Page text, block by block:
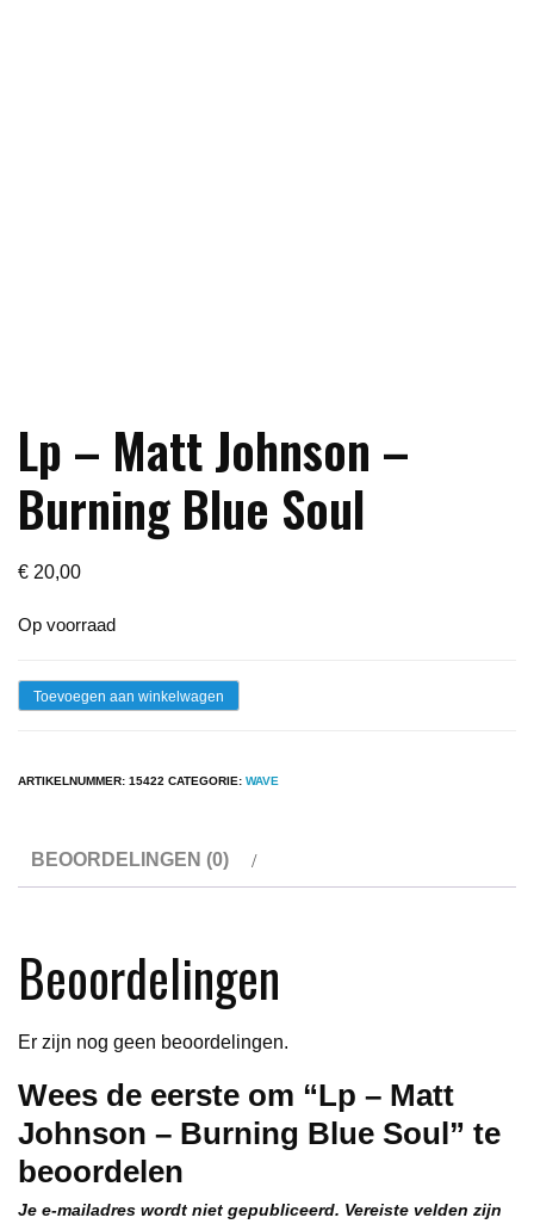
Lp – Matt Johnson –
Burning Blue Soul
€ 20,00
Op voorraad
Lp
Burning
aantal
Toevoegen aan winkelwagen
ARTIKELNUMMER: 15422 CATEGORIE: WAVE
BEOORDELINGEN (0)
Beoordelingen
Er zijn nog geen beoordelingen.
Wees de eerste om “Lp – Matt
Johnson – Burning Blue Soul” te
beoordelen
Je e-mailadres wordt niet gepubliceerd. Vereiste velden zijn